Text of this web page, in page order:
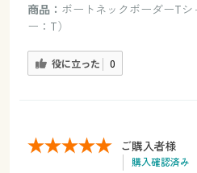
商品： ボートネックボーダーT
ー：T）
役に立った 0
ご購入者様
購入確認済み